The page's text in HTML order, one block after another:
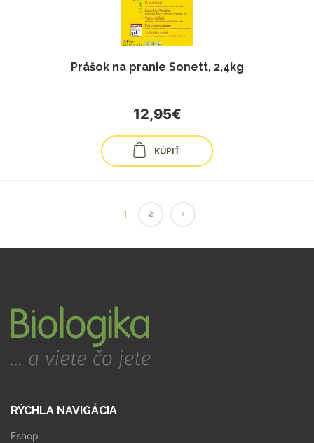
Prášok na pranie Sonett, 2,4kg
12,95€
KÚPIŤ
1 2
RÝCHLA NAVIGÁCIA
Eshop